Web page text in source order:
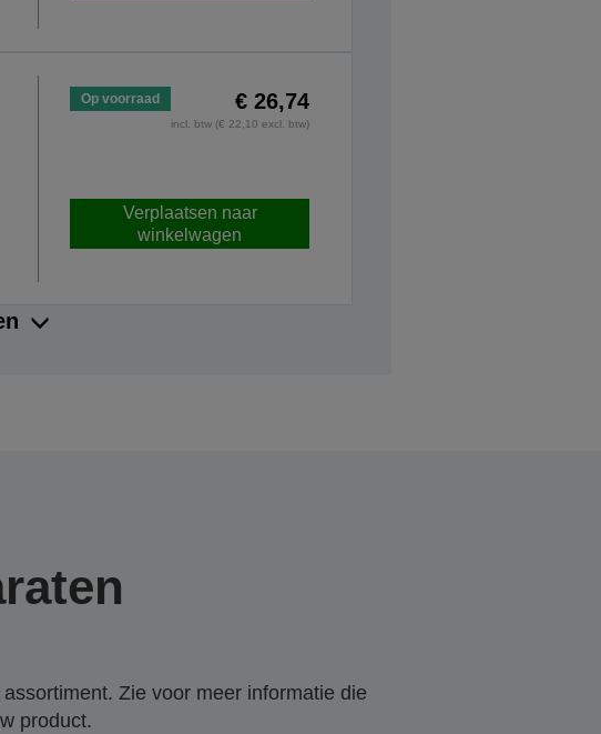
Op voorraad € 26,74
incl. btw (€ 22,10 excl. btw)
Verplaatsen naar
winkelwagen
Zie voor meer informatie die
product.